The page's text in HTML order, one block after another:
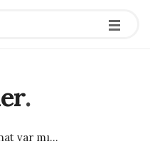
.
var mı...